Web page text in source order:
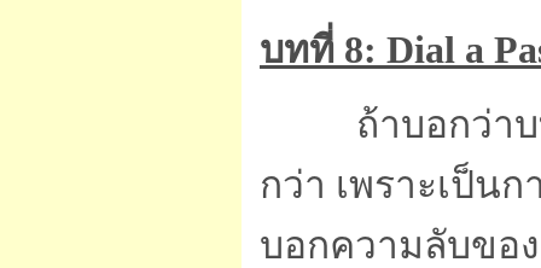
บทที่ 8: Dial a
ถ้าบอกว่า
กว่า เพราะเป็น
บอกความลับขอ